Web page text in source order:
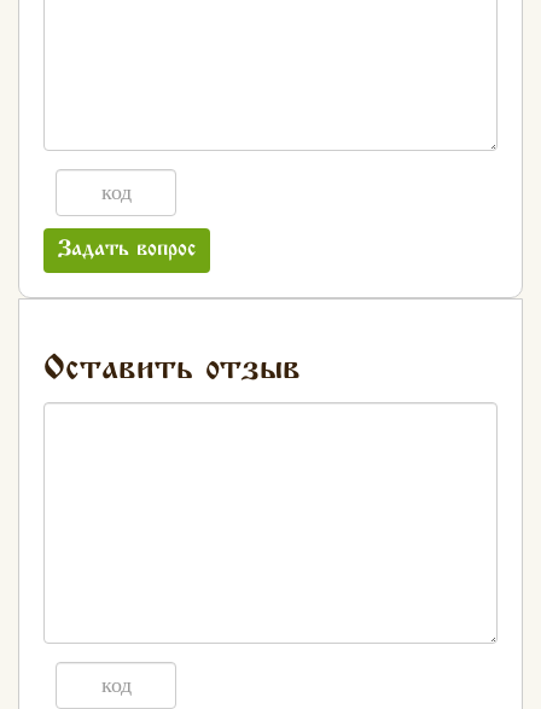
Задать вопрос
Оставить отзыв